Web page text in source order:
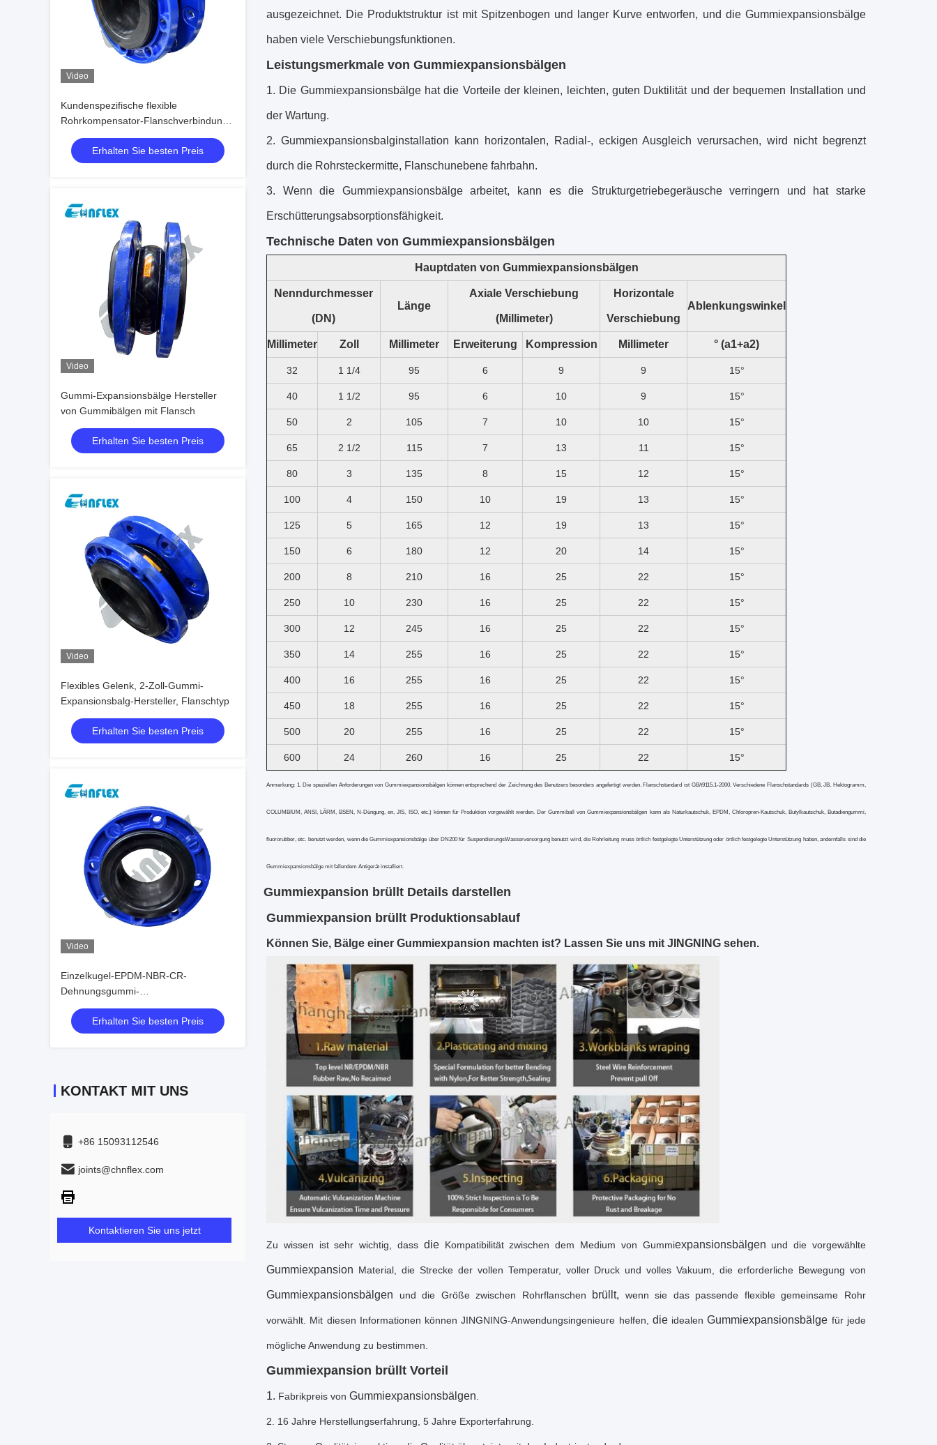
Video
Kundenspezifische flexible
Rohrkompensator-Flanschverbindung
aus Edelstahl
Erhalten Sie besten Preis
Video
Gummi-Expansionsbälge Hersteller
von Gummibälgen mit Flansch
Erhalten Sie besten Preis
Video
Flexibles Gelenk, 2-Zoll-Gummi-
Expansionsbalg-Hersteller, Flanschtyp
Erhalten Sie besten Preis
Video
Einzelkugel-EPDM-NBR-CR-
Dehnungsgummi-
Verbindungsflanschtyp
Erhalten Sie besten Preis
KONTAKT MIT UNS
+86 15093112546
joints@chnflex.com
Kontaktieren Sie uns jetzt
ausgezeichnet. Die Produktstruktur ist mit Spitzenbogen und langer Kurve entworfen, und die Gummiexpansionsbälge
haben viele Verschiebungsfunktionen.
Leistungsmerkmale von Gummiexpansionsbälgen
1. Die Gummiexpansionsbälge hat die Vorteile der kleinen, leichten, guten Duktilität und der bequemen Installation und
der Wartung.
2. Gummiexpansionsbalginstallation kann horizontalen, Radial-, eckigen Ausgleich verursachen, wird nicht begrenzt
durch die Rohrsteckermitte, Flanschunebene fahrbahn.
3. Wenn die Gummiexpansionsbälge arbeitet, kann es die Strukturgetriebegeräusche verringern und hat starke
Erschütterungsabsorptionsfähigkeit.
Technische Daten von Gummiexpansionsbälgen
Hauptdaten von Gummiexpansionsbälgen
Nenndurchmesser
(DN)
Länge
Axiale Verschiebung
(Millimeter)
Horizontale
Verschiebung
Ablenkungswinkel
Millimeter Zoll Millimeter Erweiterung Kompression Millimeter ° (a1+a2)
32 1 1/4 95 6 9 9 15°
40 1 1/2 95 6 10 9 15°
50 2 105 7 10 10 15°
65 2 1/2 115 7 13 11 15°
80 3 135 8 15 12 15°
100 4 150 10 19 13 15°
125 5 165 12 19 13 15°
150 6 180 12 20 14 15°
200 8 210 16 25 22 15°
250 10 230 16 25 22 15°
300 12 245 16 25 22 15°
350 14 255 16 25 22 15°
400 16 255 16 25 22 15°
450 18 255 16 25 22 15°
500 20 255 16 25 22 15°
600 24 260 16 25 22 15°
Anmerkung: 1. Die speziellen Anforderungen von Gummiexpansionsbälgenkönnen entsprechend der Zeichnung des Benutzers besonders angefertigt werden. Flanschstandard ist GB/t9115.1-2000. Verschiedene Flanschstandards (GB, JB, Hektogramm,
COLUMBIUM, ANSI, LÄRM, BSEN, N-Düngung, en, JIS, ISO, etc.) können für Produktion vorgewählt werden. Der Gummiball von Gummiexpansionsbälgen kann als Naturkautschuk, EPDM, Chloropren-Kautschuk, Butylkautschuk, Butadiengummi,
fluororubber, etc. benutzt werden, wenn dieGummiexpansionsbälge über DN200 für SuspendierungsWasserversorgung benutzt wird, die Rohrleitung muss örtlich festgelegte Unterstützung oder örtlich festgelegte Unterstützung haben, andernfalls sind die
Gummiexpansionsbälge mit fallendem Antigerät installiert.
Gummiexpansion brüllt Details darstellen
Gummiexpansion brüllt Produktionsablauf
Können Sie, Bälge einer Gummiexpansion machten ist? Lassen Sie uns mit JINGNING sehen.
Zu wissen ist sehr wichtig, dass die Kompatibilität zwischen dem Medium von Gummiexpansionsbälgen und die vorgewählte
Gummiexpansion Material, die Strecke der vollen Temperatur, voller Druck und volles Vakuum, die erforderliche Bewegung von
Gummiexpansionsbälgen und die Größe zwischen Rohrflanschen brüllt, wenn sie das passende flexible gemeinsame Rohr
vorwählt. Mit diesen Informationen können JINGNING-Anwendungsingenieure helfen, die idealen Gummiexpansionsbälge für jede
mögliche Anwendung zu bestimmen.
Gummiexpansion brüllt Vorteil
1. Fabrikpreis von Gummiexpansionsbälgen.
2. 16 Jahre Herstellungserfahrung, 5 Jahre Exporterfahrung.